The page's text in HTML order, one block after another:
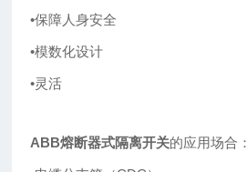
•保障人身安全
•模数化设计
•灵活
ABB熔断器式隔离开关的应用场合：